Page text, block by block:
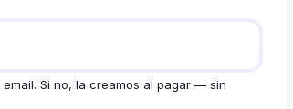
Si no, la creamos al pagar — sin